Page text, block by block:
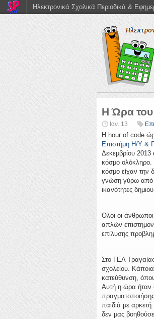
Η Ώρα
Ιαν. 13
Η hour of code
Επιστήμη Η/Υ &
Δεκεμβρίου 2013
κόσμο ολόκληρο.
κόσμο είχαν την
γνώση γύρω από
ικανότητες
Όλοι οι
απλών
επίλυσης
Στο ΓΕΛ
σχολείου.
κατεύθυνση,
Αυτή η ώρα ήταν
παιδιά με
δεν μας
Ηλεκτρονικά Σχολικά Περιοδικά &